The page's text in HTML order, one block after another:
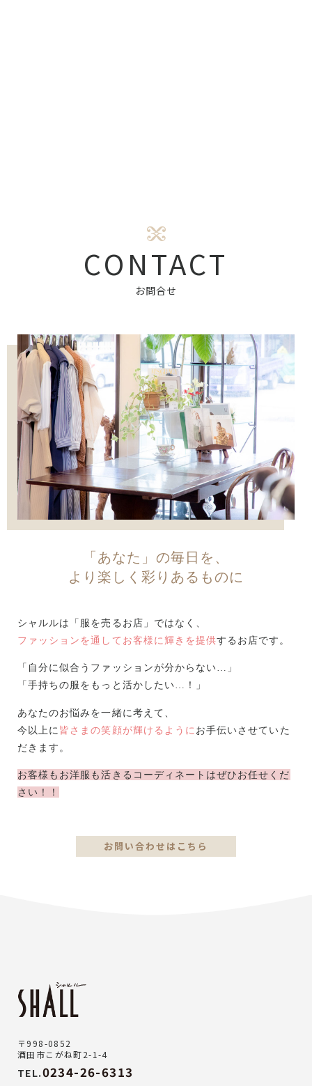
CONTACT
お問合せ
「あなた」の毎日を、
より楽しく彩りあるものに
シャルルは「服を売るお店」ではなく、
ファッションを通してお客様に輝きを提供するお店です。
「自分に似合うファッションが分からない…」
「手持ちの服をもっと活かしたい…！」
あなたのお悩みを一緒に考えて、
今以上に 皆さまの笑顔が輝けるように お手伝いさせていた
だきます。
お客様もお洋服も活きるコーディネートはぜひお任せくだ
さい！！
お問い合わせはこちら
〒998-0852
酒田市こがね町2-1-4
TEL.0234-26-6313